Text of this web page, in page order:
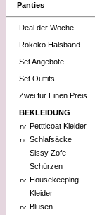
Panties
Deal der Woche
Rokoko Halsband
Set Angebote
Set Outfits
Zwei für Einen Preis
BEKLEIDUNG
Pettticoat Kleider
Schlafsäcke
Sissy Zofe
Schürzen
Housekeeping
Kleider
Blusen